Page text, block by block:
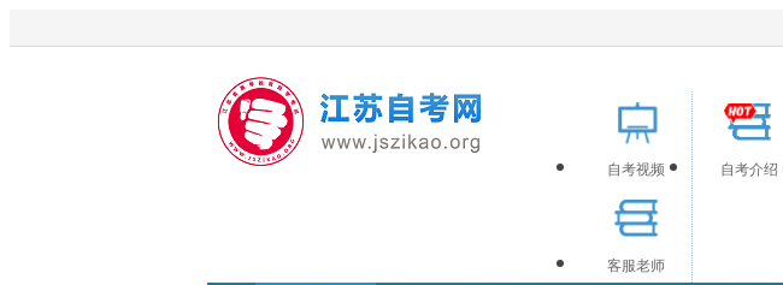
欢迎访问江苏自考网！江苏自考网为考生提供江苏自学考试
考试院www.jseea.cn为准。
自考视频 自考介绍
客服老师